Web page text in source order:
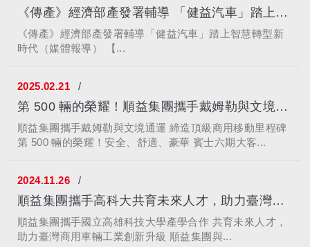
《傳產》經濟部產發署輔導 「健益汽車」踏上智慧轉型新時代（媒...
《傳產》經濟部產發署輔導「健益汽車」踏上智慧轉型新
時代（媒體報導） 【...
2025.02.21
第 500 輛的榮耀！順益集團攜手戴姆勒與文境通運，締造頂級商用...
順益集團攜手戴姆勒與文境通運 締造頂級商用移動里程碑
第 500 輛的榮耀！安全、舒適、豪華 賓士六期大客...
2024.11.26
順益集團攜手高科大共育未來人才，助力臺灣商用車輛工業創新升級
順益集團攜手國立高雄科技大學產學合作 共育未來人才，
助力臺灣商用車輛工業創新升級 順益集團與...